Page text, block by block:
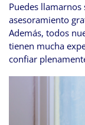
Puedes
asesoramiento
Además, todos
tienen mucha
confiar